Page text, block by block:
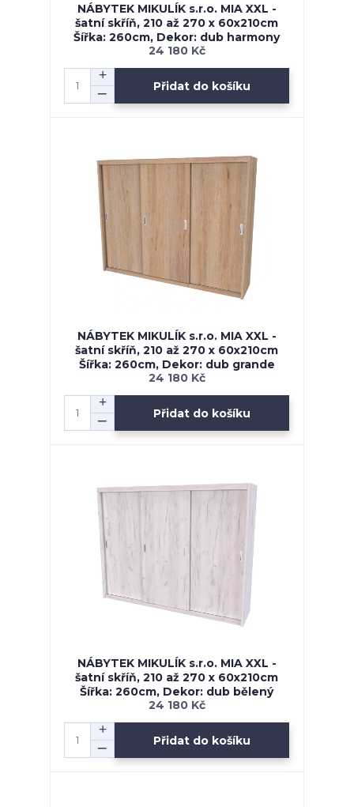
NÁBYTEK MIKULÍK s.r.o. MIA XXL -
šatní skříň, 210 až 270 x 60x210cm
Šířka: 260cm, Dekor: dub harmony
24 180 Kč
Přidat do košíku
NÁBYTEK MIKULÍK s.r.o. MIA XXL -
šatní skříň, 210 až 270 x 60x210cm
Šířka: 260cm, Dekor: dub grande
24 180 Kč
Přidat do košíku
NÁBYTEK MIKULÍK s.r.o. MIA XXL -
šatní skříň, 210 až 270 x 60x210cm
Šířka: 260cm, Dekor: dub bělený
24 180 Kč
Přidat do košíku